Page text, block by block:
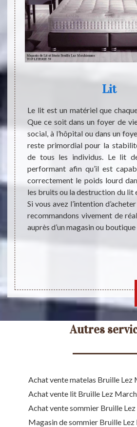
de
faut
par
faire
le
de
est
dans
de
et
Lit
Le lit est un matériel que
Que ce soit dans un foyer de
social, à l’hôpital ou dans un
reste primordial pour la
de tous les individus. Le lit
performant afin qu’il est
correctement le poids lourd
les bruits ou la destruction du lit
Si vous avez l’intention
recommandons vivement de
auprès d’un magasin ou
Autres
Achat vente matelas Bruille Lez
Achat vente lit Bruille Lez
Achat vente sommier Bruille
Magasin de sommier Bruille Lez